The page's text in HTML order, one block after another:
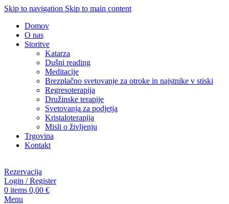
Skip to navigation Skip to main content
Domov
O nas
Storitve
Katarza
Dušni reading
Meditacije
Brezplačno svetovanje za otroke in najstnike v stiski
Regresoterapija
Družinske terapije
Svetovanja za podjetja
Kristaloterapija
Misli o življenju
Trgovina
Kontakt
Rezervacija
Login / Register
0 items 0,00 €
Menu